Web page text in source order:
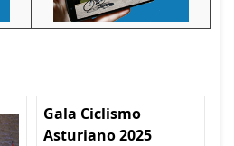
Gala Ciclismo
Asturiano 2025